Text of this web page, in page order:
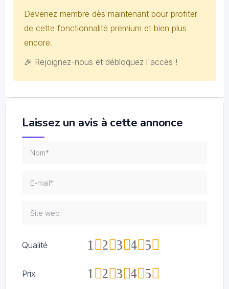
Devenez membre dès maintenant pour profiter
de cette fonctionnalité premium et bien plus
encore.
🎉 Rejoignez-nous et débloquez l'accès !
Laissez un avis à cette annonce
Qualité 5
4
3
2
1
Prix 5
4
3
2
1